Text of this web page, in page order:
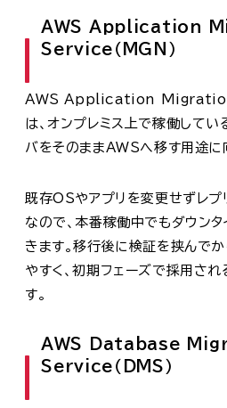
AWS Application
Service（MGN）
AWS Application Migration
は、オンプレミス上で稼働して
バをそのままAWSへ移す用途に
既存OSやアプリを変更せずレプ
なので、本番稼働中でもダウン
きます。移行後に検証を挟んで
やすく、初期フェーズで採用さ
す。
AWS Database
Service（DMS）